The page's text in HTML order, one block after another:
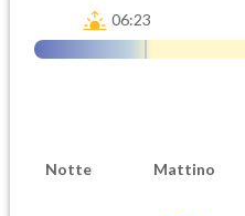
06:23
Notte Mattino